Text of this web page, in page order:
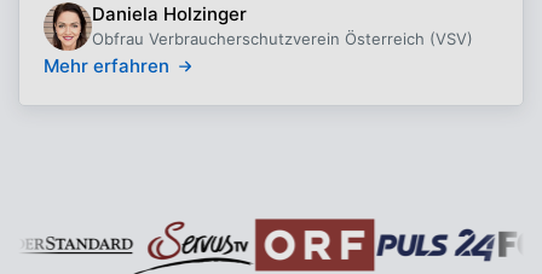
Daniela Holzinger
Obfrau Verbraucherschutzverein Österreich (VSV)
Mehr erfahren